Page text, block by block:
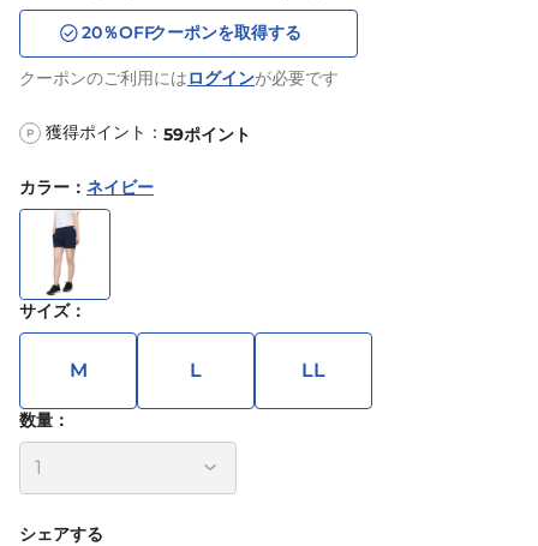
20％OFFクーポンを取得する
クーポンのご利用にはログインが必要です
P 獲得ポイント： 59ポイント
カラー ： ネイビー
サイズ：
M L LL
数量：
シェアする